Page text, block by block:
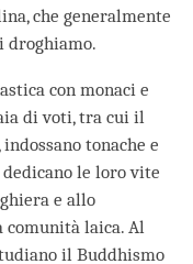
che generalmente
droghiamo.
con monaci e
di voti, tra cui il
tonache e
le loro vite
e allo
laica. Al
il Buddhismo